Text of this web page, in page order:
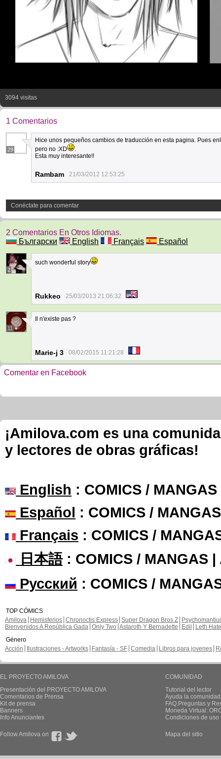
3094 visitas
1 Comentarios
29
Hice unos pequeños cambios de traducción en esta pagina. Pues
pero no :XD
.
Esta muy interesante!!
Rambam 21/03/2012 12:53:25
Conéctate para comentar
2 Comentarios En Otros Idiomas.
Български
English Français Español
2
such wonderful story
Rukkeo 25/03/2013 21:06:32
11
Il n'existe pas ?
Marie-j 3 08/02/2015 11:21:28
Comentar en Facebook
¡Amilova.com es una
y lectores de obras gráficas!
English : COMICS /
Español : COMICS /
Français : COMICS /
日本語: COMICS / MANGAS |
Русский : COMICS /
TOP CÓMICS
Amilova
Hemisferios Chronoctis Express Super Dragon Bros Z
Bienvenidos A República Gada Only Two Astaroth Y Bernadette Edil
Leth Hate
Género
Acción
Ilustraciones - Artworks Fantasía - SF Comedia Libros para jovenes
EL PROYECTO AMILOVA
Presentación del PROYECTO AMILOVA
Comentarios de Prensa
Kit de prensa
Banners
Info Anunciantes
COMUNIDAD
Tutorial del lector
Ayuda la
FAQ.Preguntas y
Moneda Virtual:
Condiciones de uso
Follow Amilova on Mapa del sitio